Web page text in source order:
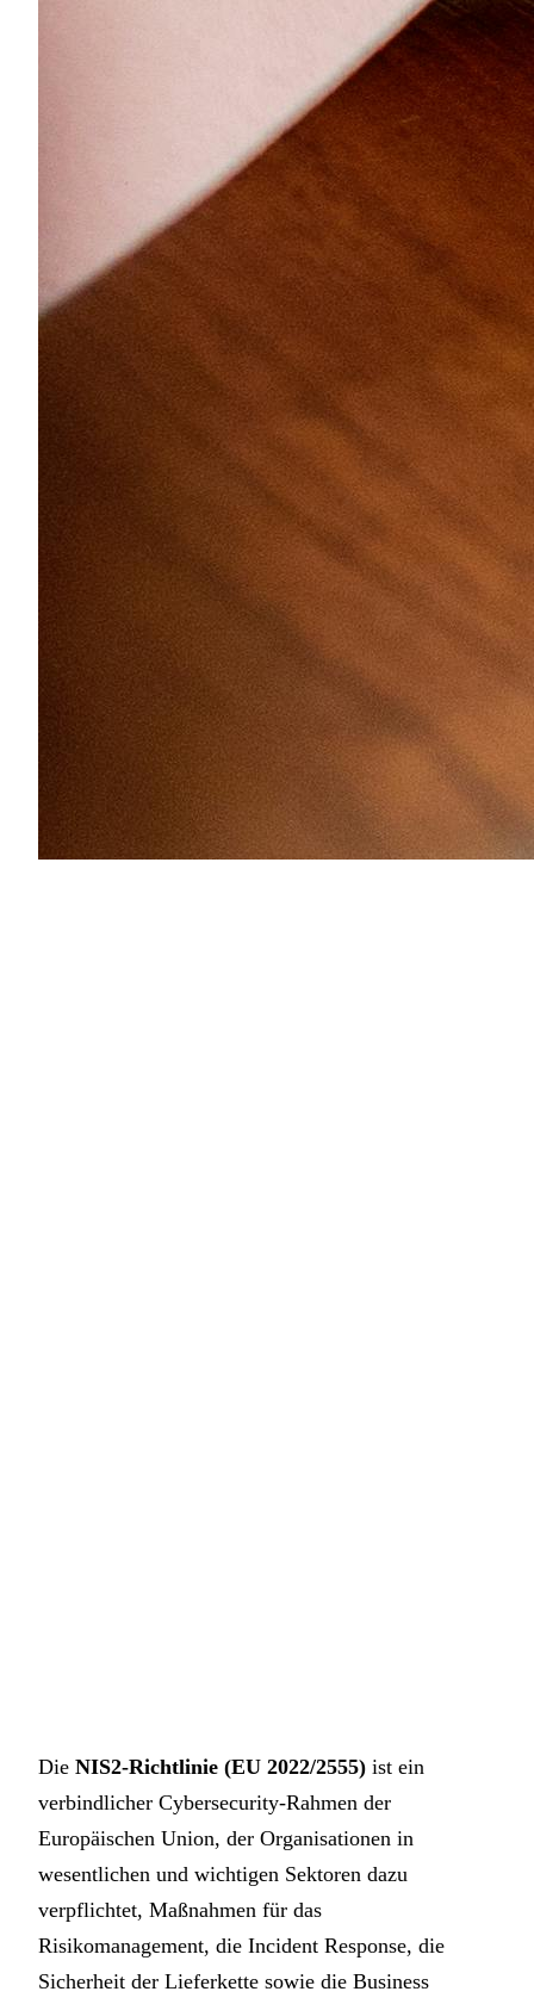
Die NIS2-Richtlinie (EU 2022/2555) ist ein
verbindlicher Cybersecurity-Rahmen der
Europäischen Union, der Organisationen in
wesentlichen und wichtigen Sektoren dazu
verpflichtet, Maßnahmen für das
Risikomanagement, die Incident Response, die
Sicherheit der Lieferkette sowie die Business